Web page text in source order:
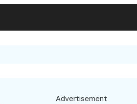
Advertisement